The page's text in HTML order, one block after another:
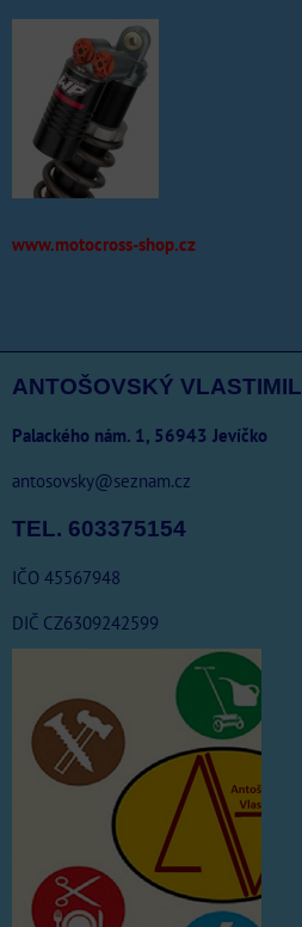
www.motocross-shop.cz
ANTOŠOVSKÝ VLASTIMIL
Palackého nám. 1, 56943 Jevíčko
antosovsky@seznam.cz
TEL. 603375154
IČO 45567948
DIČ CZ6309242599